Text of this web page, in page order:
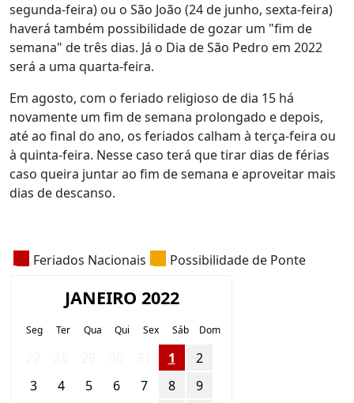
segunda-feira) ou o São João (24 de junho, sexta-feira)
haverá também possibilidade de gozar um "fim de
semana" de três dias. Já o Dia de São Pedro em 2022
será a uma quarta-feira.
Em agosto, com o feriado religioso de dia 15 há
novamente um fim de semana prolongado e depois,
até ao final do ano, os feriados calham à terça-feira ou
à quinta-feira. Nesse caso terá que tirar dias de férias
caso queira juntar ao fim de semana e aproveitar mais
dias de descanso.
Feriados Nacionais Possibilidade de Ponte
JANEIRO 2022
Seg Ter Qua Qui Sex Sáb Dom
1
2
3
4 5 6 7 8
9